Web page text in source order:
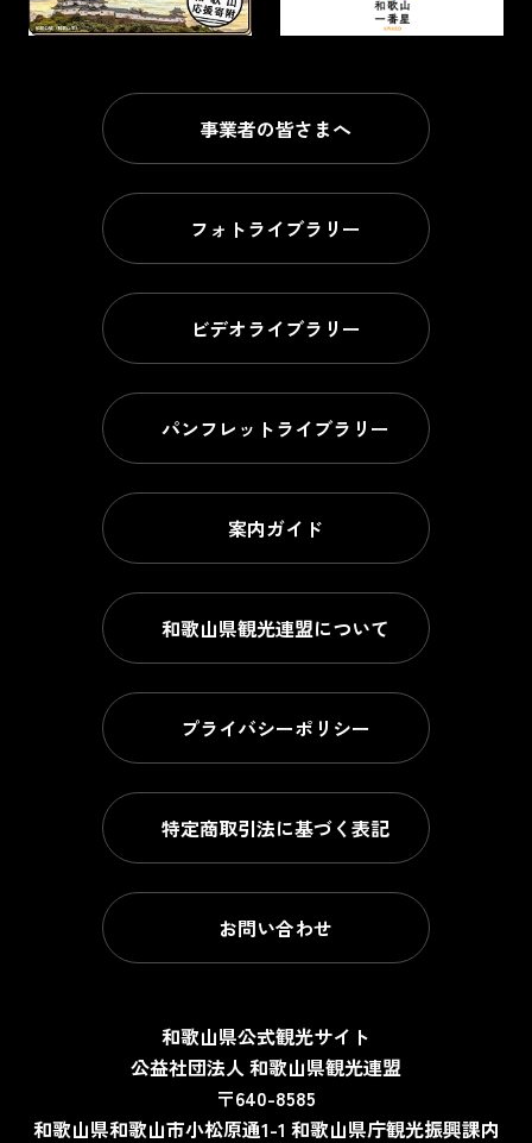
事業者の皆さまへ
フォトライブラリー
ビデオライブラリー
パンフレットライブラリー
案内ガイド
和歌山県観光連盟について
プライバシーポリシー
特定商取引法に基づく表記
お問い合わせ
和歌山県公式観光サイト
公益社団法人 和歌山県観光連盟
〒640-8585
和歌山県和歌山市小松原通1-1 和歌山県庁観光振興課内